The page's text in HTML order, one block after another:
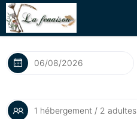
1 hébergement / 2 adultes